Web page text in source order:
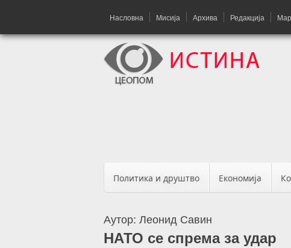
Насловна Мисија Архива Редакција
Политика и друштво Економија
Аутор: Леонид Савин
НАТО се спрема за удар